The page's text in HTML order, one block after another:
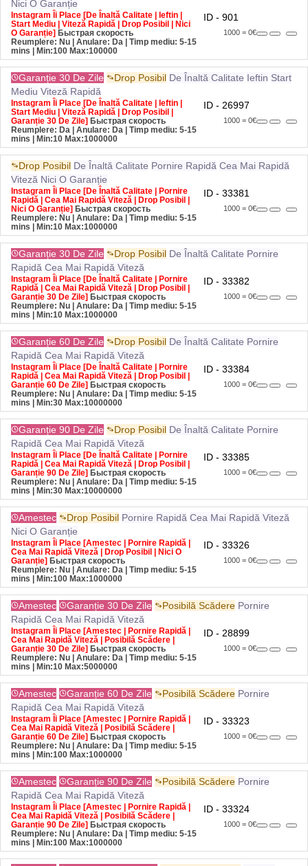
Instagram Îi Place [De Înaltă Calitate | Ieftin |
Start Mediu | Viteză Rapidă | Drop Posibil | Nici
O Garanție] Быстрая скорость
Reumplere: Nu | Anulare: Da | Timp mediu: 5-15
mins| Min:100 Max:100000
1000 = 0€
Garanție 30 De Zile Drop Posibil De Înaltă Calitate Ieftin Start
Mediu Viteză Rapidă
Instagram Îi Place [De Înaltă Calitate | Ieftin |
Start Mediu | Viteză Rapidă | Drop Posibil |
Garanție 30 De Zile] Быстрая скорость
Reumplere: Da | Anulare: Da | Timp mediu: 5-15
mins| Min:10 Max:1000000
1000 = 0€
Drop Posibil De Înaltă Calitate Pornire Rapidă Cea Mai Rapidă
Viteză Nici O Garanție
Instagram Îi Place [De Înaltă Calitate | Pornire
Rapidă | Cea Mai Rapidă Viteză | Drop Posibil |
Nici O Garanție] Быстрая скорость
Reumplere: Nu | Anulare: Da | Timp mediu: 5-15
mins| Min:10 Max:1000000
1000 = 0€
Garanție 30 De Zile Drop Posibil De Înaltă Calitate Pornire
Rapidă Cea Mai Rapidă Viteză
Instagram Îi Place [De Înaltă Calitate | Pornire
Rapidă | Cea Mai Rapidă Viteză | Drop Posibil |
Garanție 30 De Zile] Быстрая скорость
Reumplere: Nu | Anulare: Da | Timp mediu: 5-15
mins| Min:10 Max:1000000
1000 = 0€
Garanție 60 De Zile Drop Posibil De Înaltă Calitate Pornire
Rapidă Cea Mai Rapidă Viteză
Instagram Îi Place [De Înaltă Calitate | Pornire
Rapidă | Cea Mai Rapidă Viteză | Drop Posibil |
Garanție 60 De Zile] Быстрая скорость
Reumplere: Nu | Anulare: Da | Timp mediu: 5-15
mins| Min:30 Max:10000000
1000 = 0€
Garanție 90 De Zile Drop Posibil De Înaltă Calitate Pornire
Rapidă Cea Mai Rapidă Viteză
Instagram Îi Place [De Înaltă Calitate | Pornire
Rapidă | Cea Mai Rapidă Viteză | Drop Posibil |
Garanție 90 De Zile] Быстрая скорость
Reumplere: Nu | Anulare: Da | Timp mediu: 5-15
mins| Min:30 Max:10000000
1000 = 0€
Amestec Drop Posibil Pornire Rapidă Cea Mai Rapidă Viteză
Nici O Garanție
Instagram Îi Place [Amestec | Pornire Rapidă |
Cea Mai Rapidă Viteză | Drop Posibil | Nici O
Garanție] Быстрая скорость
Reumplere: Nu | Anulare: Da | Timp mediu: 5-15
mins| Min:100 Max:1000000
1000 = 0€
Amestec Garanție 30 De Zile Posibilă Scădere Pornire
Rapidă Cea Mai Rapidă Viteză
Instagram Îi Place [Amestec | Pornire Rapidă |
Cea Mai Rapidă Viteză | Posibilă Scădere |
Garanție 30 De Zile] Быстрая скорость
Reumplere: Nu | Anulare: Da | Timp mediu: 5-15
mins| Min:10 Max:5000000
1000 = 0€
Amestec Garanție 60 De Zile Posibilă Scădere Pornire
Rapidă Cea Mai Rapidă Viteză
Instagram Îi Place [Amestec | Pornire Rapidă |
Cea Mai Rapidă Viteză | Posibilă Scădere |
Garanție 60 De Zile] Быстрая скорость
Reumplere: Nu | Anulare: Da | Timp mediu: 5-15
mins| Min:100 Max:1000000
1000 = 0€
Amestec Garanție 90 De Zile Posibilă Scădere Pornire
Rapidă Cea Mai Rapidă Viteză
Instagram Îi Place [Amestec | Pornire Rapidă |
Cea Mai Rapidă Viteză | Posibilă Scădere |
Garanție 90 De Zile] Быстрая скорость
Reumplere: Nu | Anulare: Da | Timp mediu: 5-15
mins| Min:100 Max:1000000
1000 = 0€
Amestec Garanție 100 De Zile Posibilă Scădere Pornire